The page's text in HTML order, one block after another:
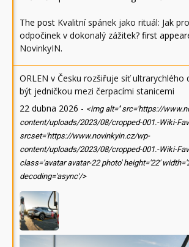
The post Kvalitní spánek jako rituál: Jak
odpočinek v dokonalý zážitek? first
NovinkyIN.
ORLEN v Česku rozšiřuje síť ultrarychlého
být jedničkou mezi čerpacími stanicemi
22 dubna 2026 - <img alt='' src='https://
content/uploads/2023/08/cropped-001.-Wiki-
srcset='https://www.novinkyin.cz/wp-
content/uploads/2023/08/cropped-001.-Wiki-
class='avatar avatar-22 photo' height='22'
decoding='async'/>